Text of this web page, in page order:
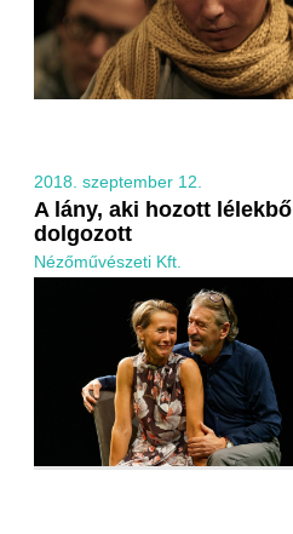
2018. szeptember 12.
A lány, aki hozott lélekből
dolgozott
Nézőművészeti Kft.